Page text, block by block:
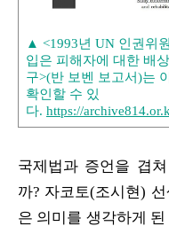
▲ <1993년 UN 인권위
입은 피해자에 대한 배
구>(반 보벤 보고서)는
확인할 수 있
다. https://
국제법과 증언을 겹
까? 자코토(조시현)
은 의미를 생각하게